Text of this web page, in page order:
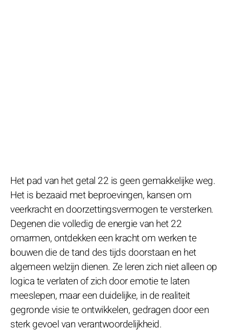
Het pad van het getal 22 is geen gemakkelijke weg.
Het is bezaaid met beproevingen, kansen om
veerkracht en doorzettingsvermogen te versterken.
Degenen die volledig de energie van het 22
omarmen, ontdekken een kracht om werken te
bouwen die de tand des tijds doorstaan en het
algemeen welzijn dienen. Ze leren zich niet alleen op
logica te verlaten of zich door emotie te laten
meeslepen, maar een duidelijke, in de realiteit
gegronde visie te ontwikkelen, gedragen door een
sterk gevoel van verantwoordelijkheid.